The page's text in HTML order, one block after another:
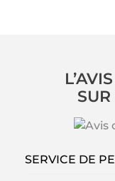
SERVICE DE